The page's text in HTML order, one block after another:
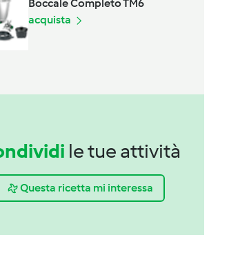
Boccale Completo TM6
acquista
le tue attività
Questa ricetta mi interessa